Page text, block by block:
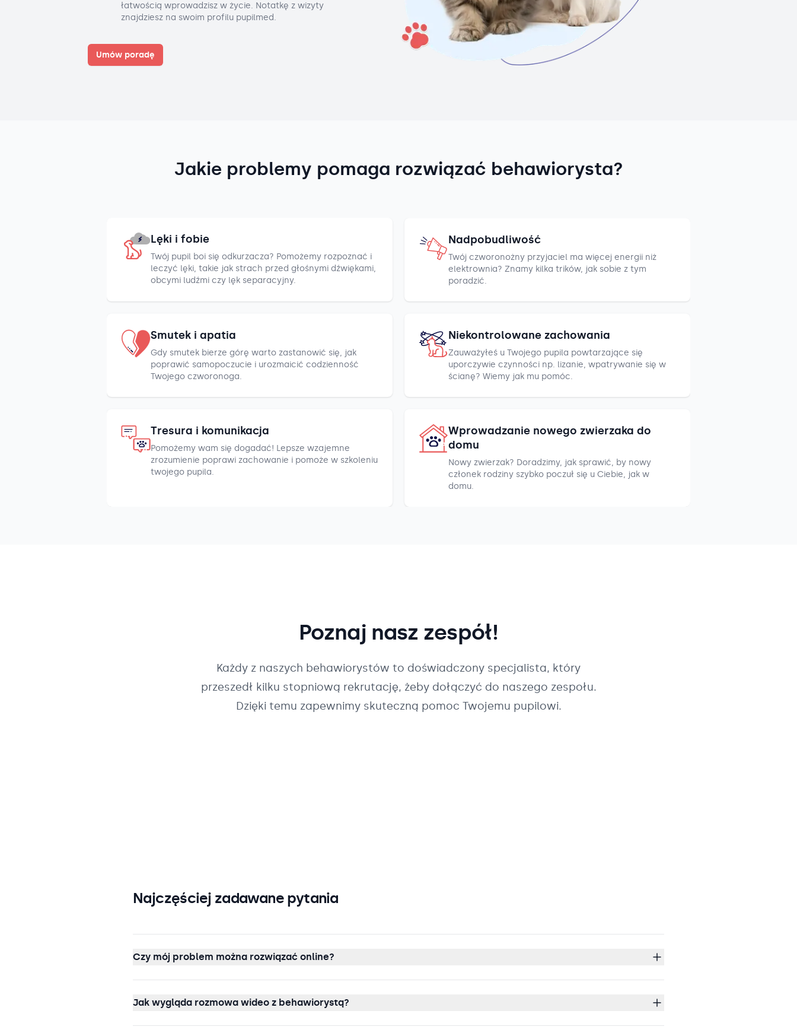
łatwością wprowadzisz w życie. Notatkę z wizyty
znajdziesz na swoim profilu pupilmed.
Umów poradę
Jakie problemy pomaga rozwiązać behawiorysta?
Lęki i fobie
Twój pupil boi się odkurzacza? Pomożemy rozpoznać i
leczyć lęki, takie jak strach przed głośnymi dźwiękami,
obcymi ludźmi czy lęk separacyjny.
Nadpobudliwość
Twój czworonożny przyjaciel ma więcej energii niż
elektrownia? Znamy kilka trików, jak sobie z tym
poradzić.
Smutek i apatia
Gdy smutek bierze górę warto zastanowić się, jak
poprawić samopoczucie i urozmaicić codzienność
Twojego czworonoga.
Niekontrolowane zachowania
Zauważyłeś u Twojego pupila powtarzające się
uporczywie czynności np. lizanie, wpatrywanie się w
ścianę? Wiemy jak mu pomóc.
Tresura i komunikacja
Pomożemy wam się dogadać! Lepsze wzajemne
zrozumienie poprawi zachowanie i pomoże w szkoleniu
twojego pupila.
Wprowadzanie nowego zwierzaka do
domu
Nowy zwierzak? Doradzimy, jak sprawić, by nowy
członek rodziny szybko poczuł się u Ciebie, jak w
domu.
Poznaj nasz zespół!
Każdy z naszych behawiorystów to doświadczony specjalista, który
przeszedł kilku stopniową rekrutację, żeby dołączyć do naszego zespołu.
Dzięki temu zapewnimy skuteczną pomoc Twojemu pupilowi.
Najczęściej zadawane pytania
Czy mój problem można rozwiązać online?
Jak wygląda rozmowa wideo z behawiorystą?